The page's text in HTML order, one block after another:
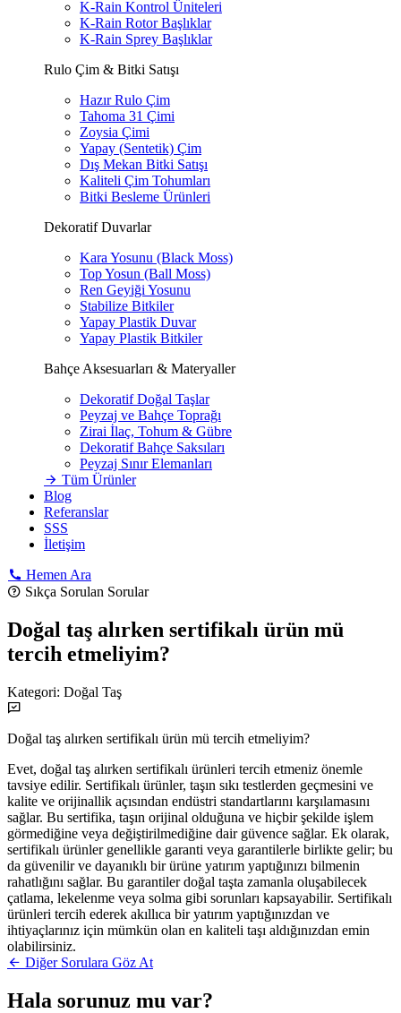
K-Rain Kontrol Üniteleri
K-Rain Rotor Başlıklar
K-Rain Sprey Başlıklar
Rulo Çim & Bitki Satışı
Hazır Rulo Çim
Tahoma 31 Çimi
Zoysia Çimi
Yapay (Sentetik) Çim
Dış Mekan Bitki Satışı
Kaliteli Çim Tohumları
Bitki Besleme Ürünleri
Dekoratif Duvarlar
Kara Yosunu (Black Moss)
Top Yosun (Ball Moss)
Ren Geyiği Yosunu
Stabilize Bitkiler
Yapay Plastik Duvar
Yapay Plastik Bitkiler
Bahçe Aksesuarları & Materyaller
Dekoratif Doğal Taşlar
Peyzaj ve Bahçe Toprağı
Zirai İlaç, Tohum & Gübre
Dekoratif Bahçe Saksıları
Peyzaj Sınır Elemanları
Tüm Ürünler
Blog
Referanslar
SSS
İletişim
Hemen Ara
Sıkça Sorulan Sorular
Doğal taş alırken sertifikalı ürün mü
tercih etmeliyim?
Kategori: Doğal Taş
Doğal taş alırken sertifikalı ürün mü tercih etmeliyim?
Evet, doğal taş alırken sertifikalı ürünleri tercih etmeniz önemle
tavsiye edilir. Sertifikalı ürünler, taşın sıkı testlerden geçmesini ve
kalite ve orijinallik açısından endüstri standartlarını karşılamasını
sağlar. Bu sertifika, taşın orijinal olduğuna ve hiçbir şekilde işlem
görmediğine veya değiştirilmediğine dair güvence sağlar. Ek olarak,
sertifikalı ürünler genellikle garanti veya garantilerle birlikte gelir; bu
da güvenilir ve dayanıklı bir ürüne yatırım yaptığınızı bilmenin
rahatlığını sağlar. Bu garantiler doğal taşta zamanla oluşabilecek
çatlama, lekelenme veya solma gibi sorunları kapsayabilir. Sertifikalı
ürünleri tercih ederek akıllıca bir yatırım yaptığınızdan ve
ihtiyaçlarınız için mümkün olan en kaliteli taşı aldığınızdan emin
olabilirsiniz.
Diğer Sorulara Göz At
Hala sorunuz mu var?